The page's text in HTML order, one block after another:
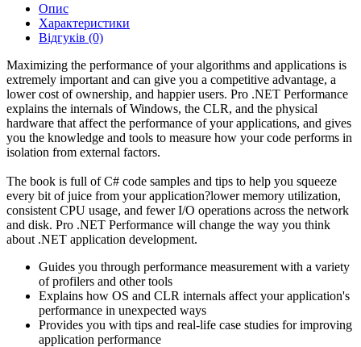
Опис
Характеристики
Відгуків (0)
Maximizing the performance of your algorithms and applications is
extremely important and can give you a competitive advantage, a
lower cost of ownership, and happier users. Pro .NET Performance
explains the internals of Windows, the CLR, and the physical
hardware that affect the performance of your applications, and gives
you the knowledge and tools to measure how your code performs in
isolation from external factors.
The book is full of C# code samples and tips to help you squeeze
every bit of juice from your application?lower memory utilization,
consistent CPU usage, and fewer I/O operations across the network
and disk. Pro .NET Performance will change the way you think
about .NET application development.
Guides you through performance measurement with a variety
of profilers and other tools
Explains how OS and CLR internals affect your application's
performance in unexpected ways
Provides you with tips and real-life case studies for improving
application performance